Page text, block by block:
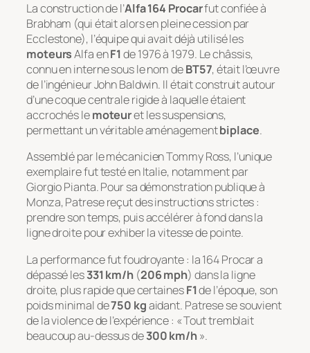
La construction de l’Alfa 164 Procarfut confiée à
Brabham (qui était alors en pleine cession par
Ecclestone), l’équipe qui avait déjà utilisé les
moteursAlfa enF1de 1976 à 1979. Le châssis,
connu en interne sous le nom deBT57, était l’œuvre
de l’ingénieur John Baldwin. Il était construit autour
d’une coque centrale rigide à laquelle étaient
accrochés lemoteuret les suspensions,
permettant un véritable aménagementbiplace.
Assemblé par le mécanicien Tommy Ross, l’unique
exemplaire fut testé en Italie, notamment par
Giorgio Pianta. Pour sa démonstration publique à
Monza, Patrese reçut des instructions strictes :
prendre son temps, puis accélérer à fond dans la
ligne droite pour exhiber la vitesse de pointe.
La performance fut foudroyante : la 164 Procar a
dépassé les331 km/h (206 mph) dans la ligne
droite, plus rapide que certainesF1de l’époque, son
poids minimal de750 kgaidant. Patrese se souvient
de la violence de l’expérience : « Tout tremblait
beaucoup au-dessus de300 km/h».